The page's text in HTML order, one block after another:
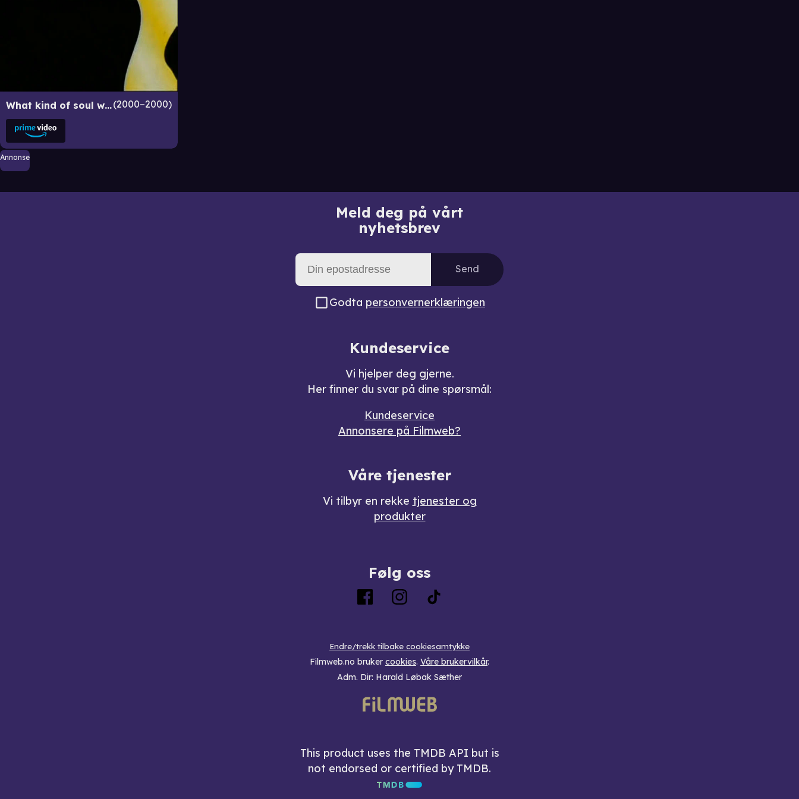
What kind of soul will you deliver to God, bitch? 2000–2000
Annonse
Meld deg på vårt
nyhetsbrev
Send
Godta personvernerklæringen
Kundeservice
Vi hjelper deg gjerne.
Her finner du svar på dine spørsmål:
Kundeservice
Annonsere på Filmweb?
Våre tjenester
Vi tilbyr en rekke tjenester og
produkter
Følg oss
Endre/trekk tilbake cookiesamtykke
Filmweb.no bruker cookies. Våre brukervilkår.
Adm. Dir: Harald Løbak Sæther
This product uses the TMDB API but is
not endorsed or certified by TMDB.